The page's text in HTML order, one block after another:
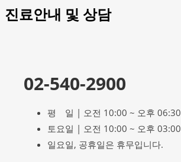
진료안내 및 상담
02-540-2900
평 일 | 오전 10:00 ~ 오후 06:30
토요일 | 오전 10:00 ~ 오후 03:00
일요일, 공휴일은 휴무입니다.